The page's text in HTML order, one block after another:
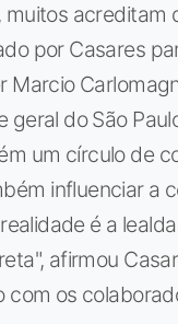
muitos acreditam
por Casares
Marcio
geral do São
um círculo de
influenciar a
é a
afirmou
com os